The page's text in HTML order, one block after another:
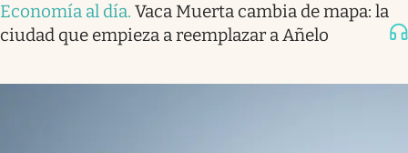
Economía al día. Vaca Muerta cambia de mapa: la
ciudad que empieza a reemplazar a Añelo